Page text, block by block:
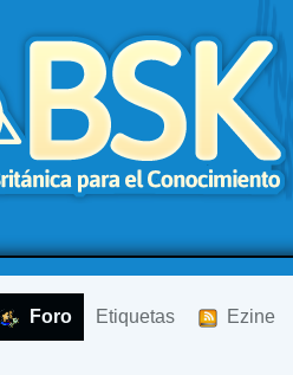
Foro Etiquetas Ezine